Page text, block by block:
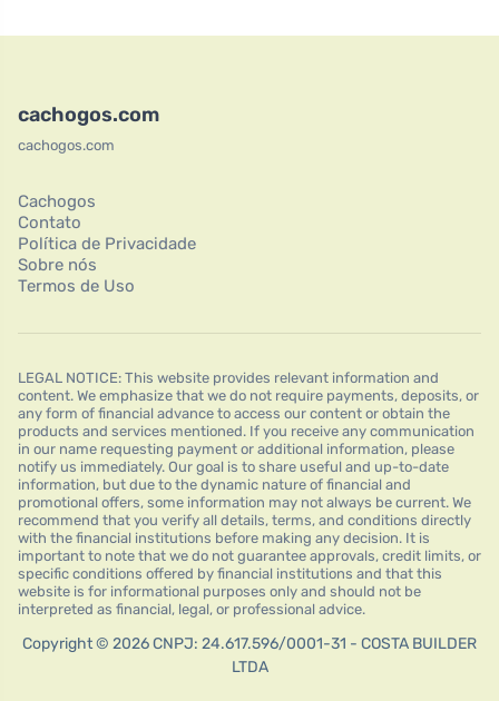
cachogos.com
cachogos.com
Cachogos
Contato
Política de Privacidade
Sobre nós
Termos de Uso
LEGAL NOTICE: This website provides relevant information and
content. We emphasize that we do not require payments, deposits, or
any form of financial advance to access our content or obtain the
products and services mentioned. If you receive any communication
in our name requesting payment or additional information, please
notify us immediately. Our goal is to share useful and up-to-date
information, but due to the dynamic nature of financial and
promotional offers, some information may not always be current. We
recommend that you verify all details, terms, and conditions directly
with the financial institutions before making any decision. It is
important to note that we do not guarantee approvals, credit limits, or
specific conditions offered by financial institutions and that this
website is for informational purposes only and should not be
interpreted as financial, legal, or professional advice.
Copyright © 2026 CNPJ: 24.617.596/0001-31 - COSTA BUILDER
LTDA